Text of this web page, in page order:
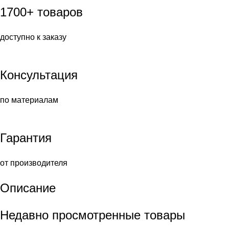
1700+ товаров
доступно к заказу
Консультация
по материалам
Гарантия
от производителя
Описание
Недавно просмотренные товары